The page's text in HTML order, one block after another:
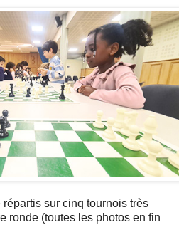
sur cinq tournois très
ronde (toutes les photos en fin